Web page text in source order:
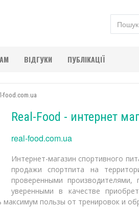
ВІДГУКИ ПУБЛІКАЦІЇ
food.com.ua
Real-Food - интернет
real-food.com.ua
Интернет-магазин спортивного
продажи спортпита на
проверенными
уверенными в качестве
пользы от тренировок и